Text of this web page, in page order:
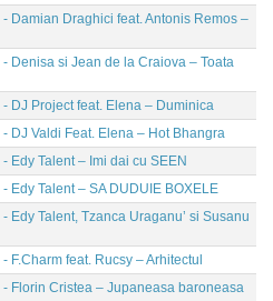
- Damian Draghici feat. Antonis Remos –
- Denisa si Jean de la Craiova – Toata
- DJ Project feat. Elena – Duminica
- DJ Valdi Feat. Elena – Hot Bhangra
- Edy Talent – Imi dai cu SEEN
- Edy Talent – SA DUDUIE BOXELE
- Edy Talent, Tzanca Uraganu’ si Susanu
- F.Charm feat. Rucsy – Arhitectul
- Florin Cristea – Jupaneasa baroneasa